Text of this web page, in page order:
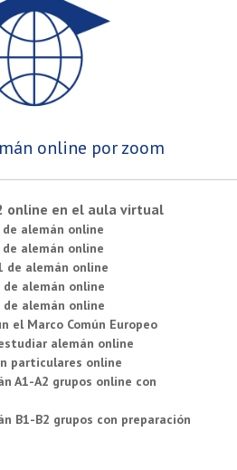
online por zoom
online en el aula virtual
alemán online
alemán online
de alemán online
de alemán online
de alemán online
el Marco Común Europeo
alemán online
particulares online
A1-A2 grupos online con
B1-B2 grupos con preparación